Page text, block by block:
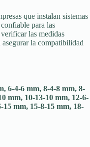
que instalan sistemas
para las
las medidas
asegurar la compatibilidad
6-4-6 mm, 8-4-8 mm, 8-
mm, 10-13-10 mm, 12-6-
15 mm, 15-8-15 mm, 18-